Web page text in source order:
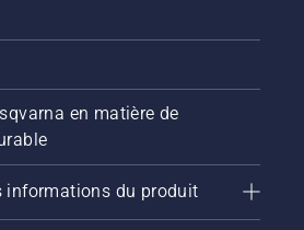
en matière de
informations du produit